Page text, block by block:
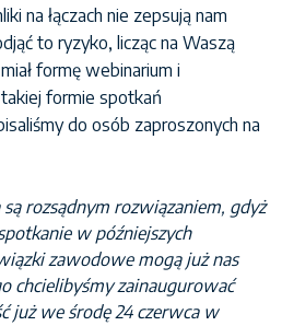
na łączach nie zepsują nam
to ryzyko, licząc na Waszą
formę webinarium i
formie spotkań
do osób zaproszonych na
rozsądnym rozwiązaniem, gdyż
w późniejszych
zawodowe mogą już nas
chcielibyśmy zainaugurować
już we środę 24 czerwca w